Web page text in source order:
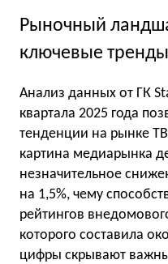
Рыночный
ключевые тренды
Анализ данных от ГК
квартала 2025 года
тенденции на рынке
картина медиарынка
незначительное
на 1,5%, чему
рейтингов
которого составила
цифры скрывают